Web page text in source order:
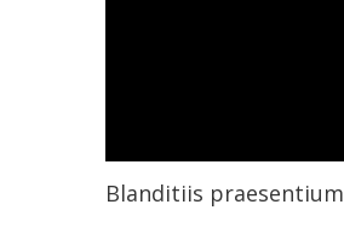
Blanditiis praesentium